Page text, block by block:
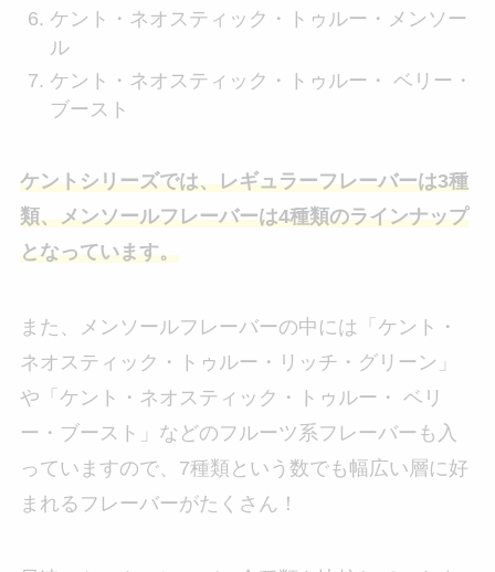
ケント・ネオスティック・トゥルー・メンソー
ル
ケント・ネオスティック・トゥルー・ ベリー・
ブースト
ケントシリーズでは、レギュラーフレーバーは3種
類、メンソールフレーバーは4種類のラインナップ
となっています。
また、メンソールフレーバーの中には「ケント・
ネオスティック・トゥルー・リッチ・グリーン」
や「ケント・ネオスティック・トゥルー・ ベリ
ー・ブースト」などのフルーツ系フレーバーも入
っていますので、7種類という数でも幅広い層に好
まれるフレーバーがたくさん！